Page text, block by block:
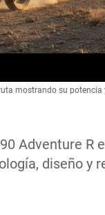
Adventure R
diseño y
mostrando su